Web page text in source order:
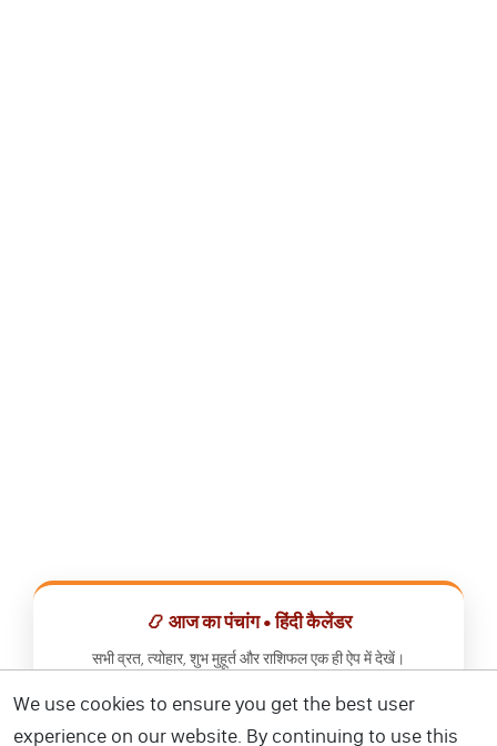
📿 आज का पंचांग • हिंदी कैलेंडर
सभी व्रत, त्योहार, शुभ मुहूर्त और राशिफल एक ही ऐप में देखें।
📅 हिंदी कैलेंडर ऐप डाउनलोड करें
We use cookies to ensure you get the best user
experience on our website. By continuing to use this